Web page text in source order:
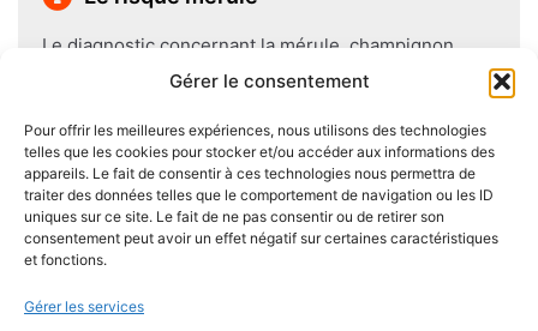
Gérer le consentement
Pour offrir les meilleures expériences, nous utilisons des technologies
telles que les cookies pour stocker et/ou accéder aux informations des
appareils. Le fait de consentir à ces technologies nous permettra de
traiter des données telles que le comportement de navigation ou les ID
uniques sur ce site. Le fait de ne pas consentir ou de retirer son
consentement peut avoir un effet négatif sur certaines caractéristiques
et fonctions.
Gérer les services
Le diagnostic concernant la mérule, champignon
lignivore n'est pas obligatoire pour la vente d'un bien
.Cependant, il est préférable d'être particulièrement
vigilant car des chantiers de champignons lignivores
existent dans de nombreuses communes partout en
France, en particulier dans le Finistère ou à Paris.
nuisances dues aux mérules lors de la construction